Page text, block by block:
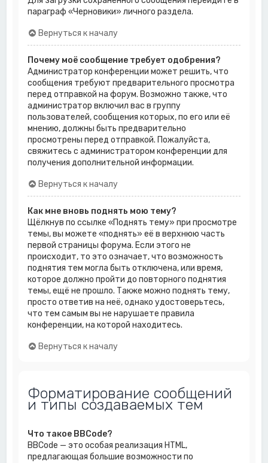
параграф «Черновики» личного раздела.
Вернуться к началу
Почему моё сообщение требует одобрения?
Администратор конференции может решить, что
сообщения требуют предварительного просмотра
перед отправкой на форум. Возможно также, что
администратор включил вас в группу
пользователей, сообщения которых, по его или её
мнению, должны быть предварительно
просмотрены перед отправкой. Пожалуйста,
свяжитесь с администратором конференции для
получения дополнительной информации.
Вернуться к началу
Как мне вновь поднять мою тему?
Щёлкнув по ссылке «Поднять тему» при просмотре
темы, вы можете «поднять» её в верхнюю часть
первой страницы форума. Если этого не
происходит, то это означает, что возможность
поднятия тем могла быть отключена, или время,
которое должно пройти до повторного поднятия
темы, ещё не прошло. Также можно поднять тему,
просто ответив на неё, однако удостоверьтесь,
что тем самым вы не нарушаете правила
конференции, на которой находитесь.
Вернуться к началу
Форматирование сообщений
и типы создаваемых тем
Что такое BBCode?
BBCode — это особая реализация HTML,
предлагающая большие возможности по